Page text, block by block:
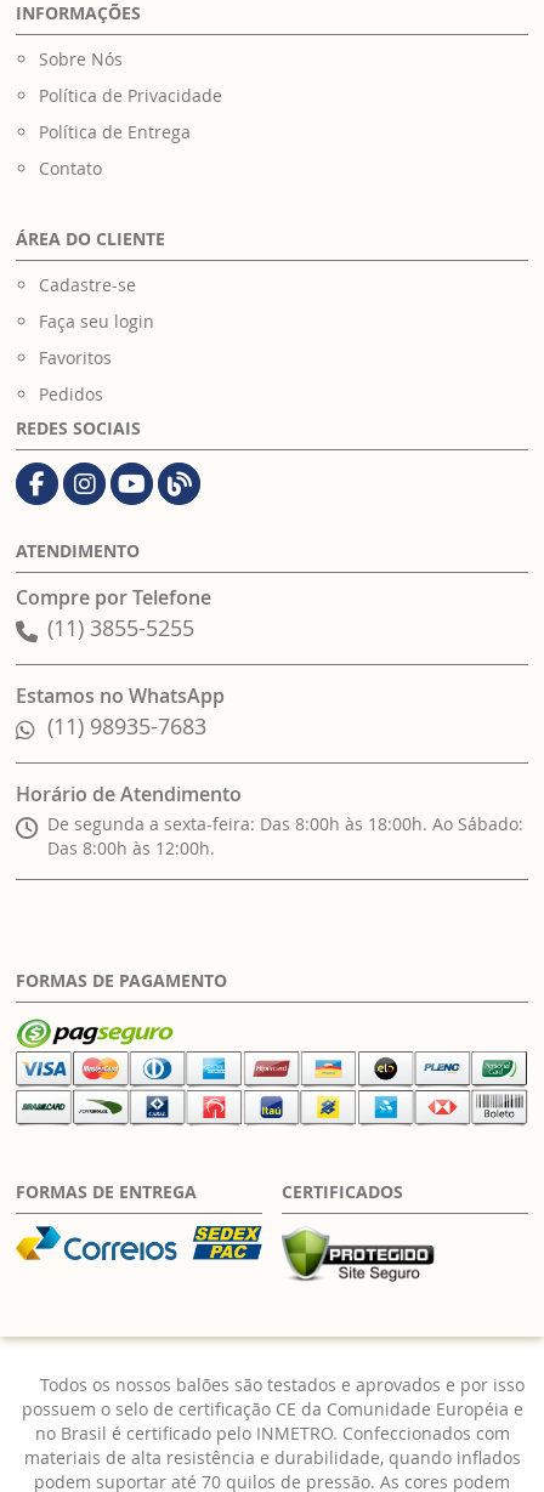
INFORMAÇÕES
Sobre Nós
Política de Privacidade
Política de Entrega
Contato
ÁREA DO CLIENTE
Cadastre-se
Faça seu login
Favoritos
Pedidos
REDES SOCIAIS
ATENDIMENTO
Compre por Telefone
(11) 3855-5255
Estamos no WhatsApp
(11) 98935-7683
Horário de Atendimento
De segunda a sexta-feira: Das 8:00h às 18:00h. Ao Sábado:
Das 8:00h às 12:00h.
FORMAS DE PAGAMENTO
FORMAS DE ENTREGA CERTIFICADOS
Todos os nossos balões são testados e aprovados e por isso
possuem o selo de certificação CE da Comunidade Européia e
no Brasil é certificado pelo INMETRO. Confeccionados com
materiais de alta resistência e durabilidade, quando inflados
podem suportar até 70 quilos de pressão. As cores podem